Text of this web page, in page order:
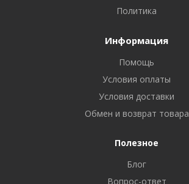
Политика
Информация
Помощь
Условия оплаты
Условия доставки
Обмен и возврат товара
Полезное
Блог
Вопрос-ответ